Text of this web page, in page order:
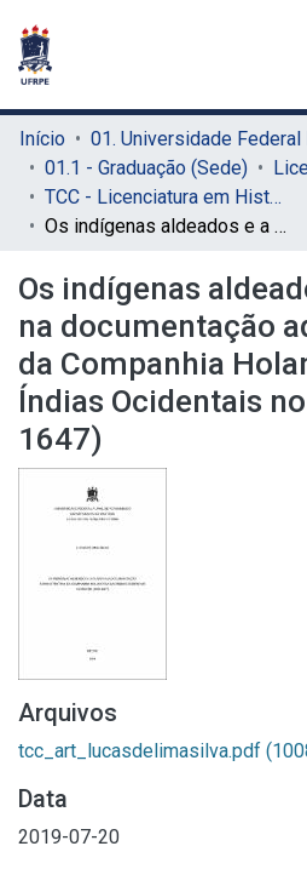
Início
01.1 - Graduação (Sede)
TCC - Licenciatura em História (Sede)
Os indígenas aldeados e a guerra na documentação administrativa da Companhia Holandesa das Índias Ocidentais no Brasil (1630-1647)
Os indígenas
na documentação
da Companhia
Índias Ocidentais
1647)
Arquivos
tcc_art_lucasdelimasilva.pdf
Data
2019-07-20